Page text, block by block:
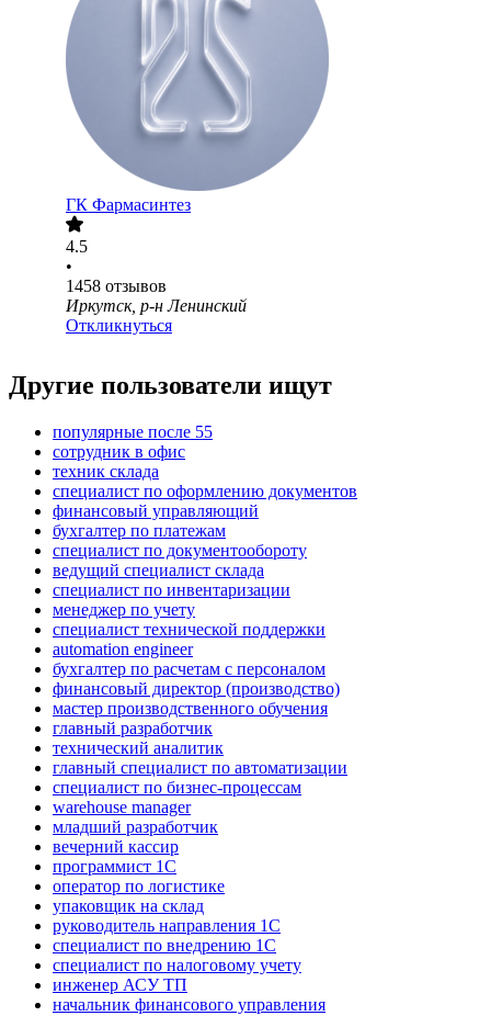
ГК Фармасинтез
4.5
•
1458 отзывов
Иркутск, р-н Ленинский
Откликнуться
Другие пользователи ищут
популярные после 55
сотрудник в офис
техник склада
специалист по оформлению документов
финансовый управляющий
бухгалтер по платежам
специалист по документообороту
ведущий специалист склада
специалист по инвентаризации
менеджер по учету
специалист технической поддержки
automation engineer
бухгалтер по расчетам с персоналом
финансовый директор (производство)
мастер производственного обучения
главный разработчик
технический аналитик
главный специалист по автоматизации
специалист по бизнес-процессам
warehouse manager
младший разработчик
вечерний кассир
программист 1C
оператор по логистике
упаковщик на склад
руководитель направления 1С
специалист по внедрению 1С
специалист по налоговому учету
инженер АСУ ТП
начальник финансового управления